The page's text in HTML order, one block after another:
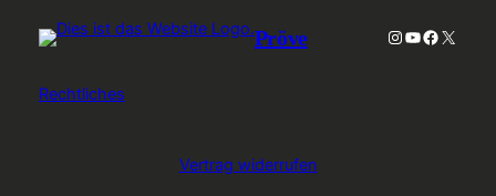
Pröve Instagram
YouTube
X
Rechtliches
Vertrag widerrufen